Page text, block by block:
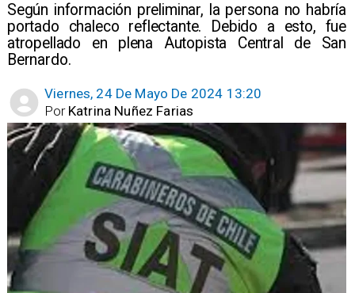
Según información preliminar, la persona no habría
portado chaleco reflectante. Debido a esto, fue
atropellado en plena Autopista Central de San
Bernardo.
Viernes, 24 De Mayo De 2024 13:20
Katrina Nuñez Farias
Por